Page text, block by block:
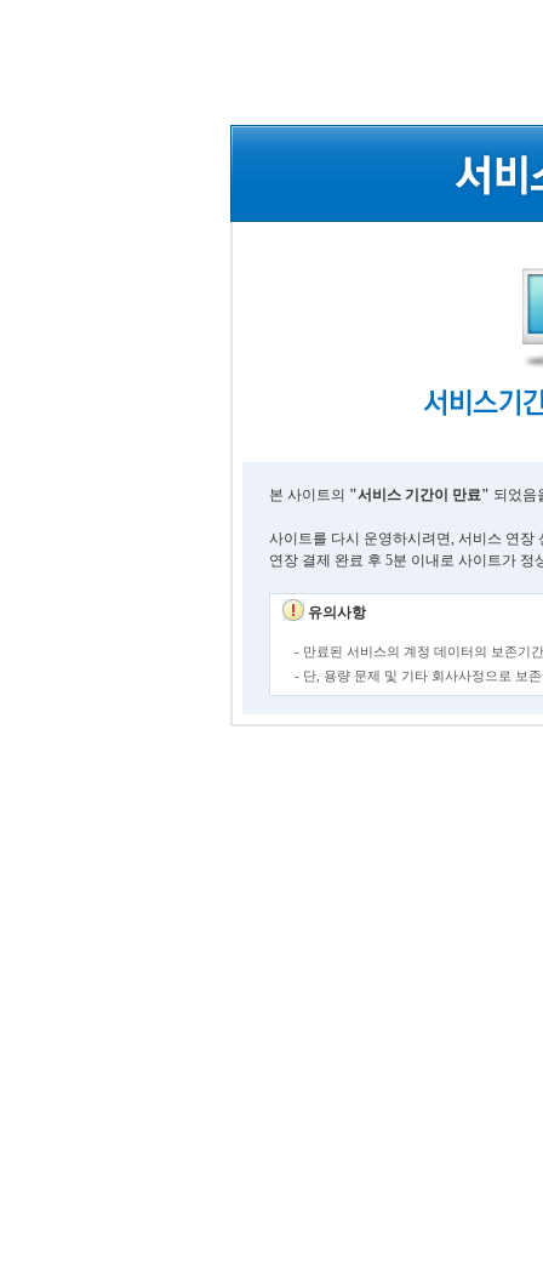
본 사이트의 "서비스 기간이 만료" 되었음
사이트를 다시 운영하시려면, 서비스 연장
연장 결제 완료 후 5분 이내로 사이트가 정
유의사항
- 만료된 서비스의 계정 데이터의 보존기
- 단, 용량 문제 및 기타 회사사정으로 보